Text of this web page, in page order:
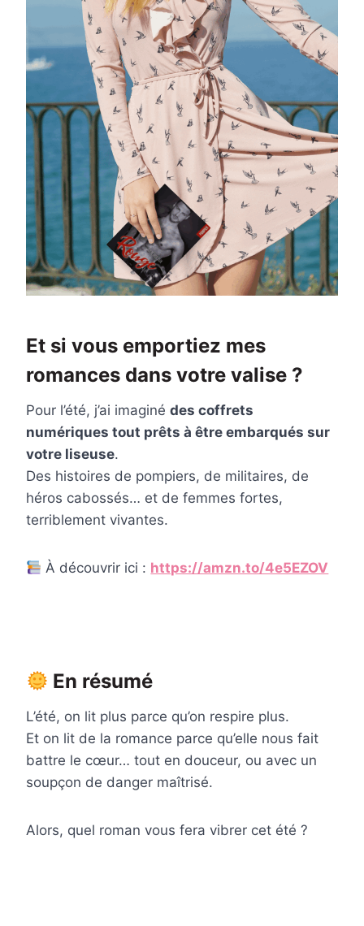
Et si vous emportiez mes
romances dans votre valise ?
Pour l’été, j’ai imaginé des coffrets
numériques tout prêts à être embarqués sur
votre liseuse.
Des histoires de pompiers, de militaires, de
héros cabossés… et de femmes fortes,
terriblement vivantes.
À découvrir ici : https://amzn.to/4e5EZOV
En résumé
L’été, on lit plus parce qu’on respire plus.
Et on lit de la romance parce qu’elle nous fait
battre le cœur… tout en douceur, ou avec un
soupçon de danger maîtrisé.
Alors, quel roman vous fera vibrer cet été ?